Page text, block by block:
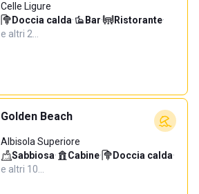
Celle Ligure
Doccia calda· Bar· Ristorante·
e altri 2…
Golden Beach
Albisola Superiore
Sabbiosa· Cabine· Doccia calda·
e altri 10…